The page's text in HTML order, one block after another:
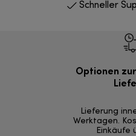
Schneller
Optionen
Lieferung
Werktagen.
Einkäufe